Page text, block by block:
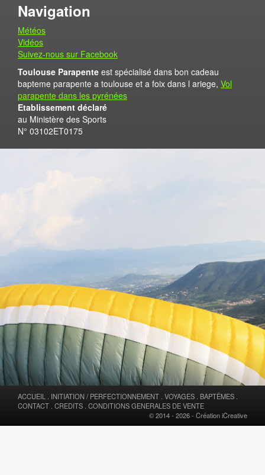
Navigation
Météos
Vidéos
Suivez-nous sur Facebook
Toulouse Parapente est spécialisé dans bon cadeau
bapteme parapente a toulouse et a foix dans l ariege, Vol
parapente dans les pyrénées
Etablissement déclaré
au Ministère des Sports
N° 03102ET0175
ACCUEIL INITIATION / PERFECTIONNEMENT VOYAGES BAPTÊMES
CONTACT CREDITS CONDITIONS GENERALES DE VENTE
© 2014 - 2026 - Création iCreative